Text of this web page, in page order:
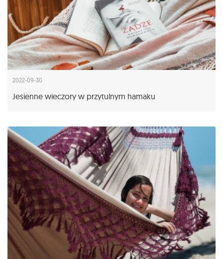
2022-09-30
Jesienne wieczory w przytulnym hamaku